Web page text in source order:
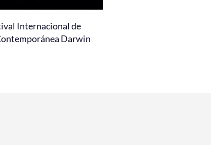
Internacional de
Darwin